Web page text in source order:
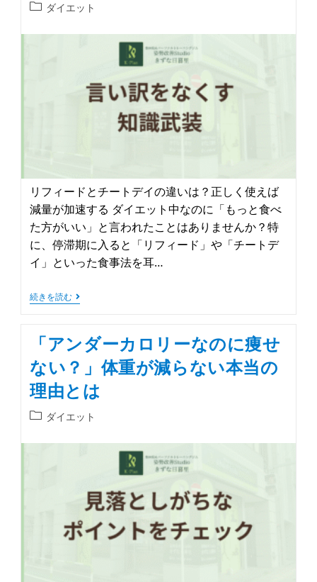
ダイエット
リフィードとチートデイの違いは？正しく使えば
減量が加速する ダイエット中なのに「もっと食べ
た方がいい」と言われたことはありませんか？特
に、停滞期に入ると「リフィード」や「チートデ
イ」といった食事法を耳…
続きを読む
「アンダーカロリーなのに痩せ
ない？」体重が減らない本当の
理由とは
ダイエット